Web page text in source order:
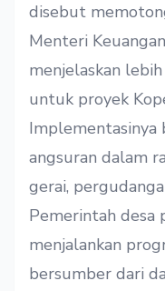
disebut
Menteri
menjelaskan
untuk proyek
Implementasinya
angsuran dalam
gerai,
Pemerintah desa
menjalankan
bersumber dari